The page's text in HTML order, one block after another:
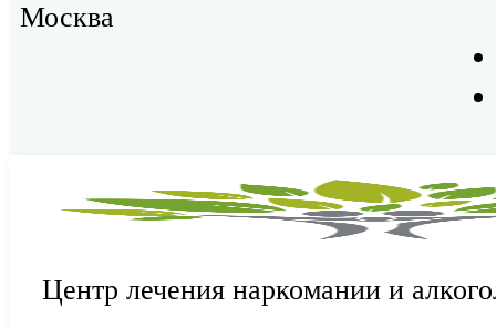
Москва
Центр лечения наркомании и